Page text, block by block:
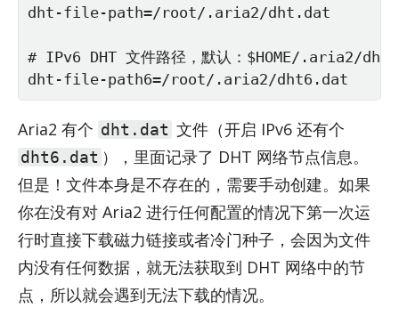
dht-file-path=/root/.aria2/dht.dat
# IPv6 DHT 文件路径，默认：$HOME/.aria2/
dht-file-path6=/root/.aria2/dht6.dat
Aria2 有个 dht.dat 文件（开启 IPv6 还有个
dht6.dat ），里面记录了 DHT 网络节点信息。
但是！文件本身是不存在的，需要手动创建。如果
你在没有对 Aria2 进行任何配置的情况下第一次运
行时直接下载磁力链接或者冷门种子，会因为文件
内没有任何数据，就无法获取到 DHT 网络中的节
点，所以就会遇到无法下载的情况。